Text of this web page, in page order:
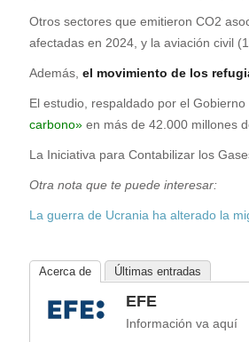
Otros sectores que emitieron CO2
afectadas en 2024, y la aviación civil
Además, el movimiento de los
El estudio, respaldado por el
carbono» en más de 42.000 millones
La Iniciativa para Contabilizar los
Otra nota que te puede interesar:
La guerra de Ucrania ha alterado la
Acerca de Últimas entradas
EFE
Información va aquí